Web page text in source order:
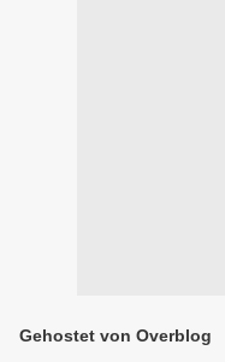
Gehostet von Overblog